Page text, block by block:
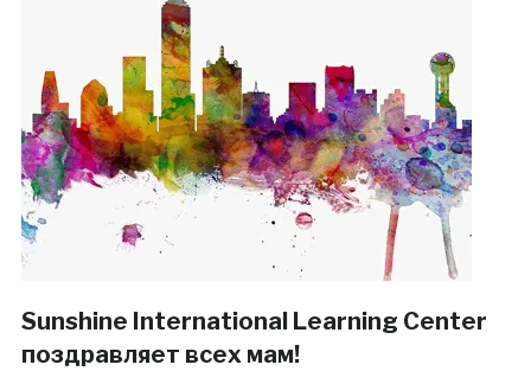
Sunshine International Learning Center
поздравляет всех мам!